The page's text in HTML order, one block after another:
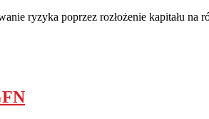
ryzyka poprzez rozłożenie kapitału na